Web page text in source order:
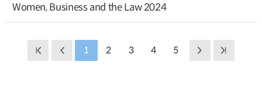
Women, Business and the Law 2024
1 2 3 4 5